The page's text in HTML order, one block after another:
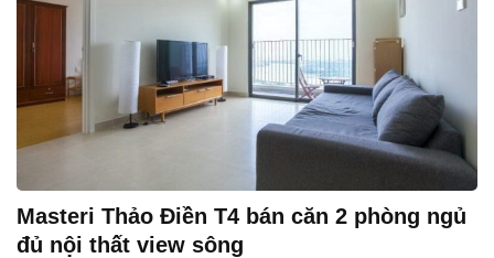
Masteri Thảo Điền T4 bán căn 2 phòng ngủ
đủ nội thất view sông